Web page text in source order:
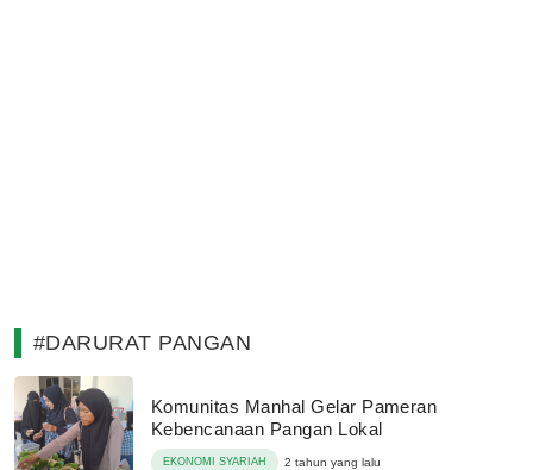
#DARURAT PANGAN
Komunitas Manhal Gelar Pameran
Kebencanaan Pangan Lokal
EKONOMI SYARIAH 2 tahun yang lalu